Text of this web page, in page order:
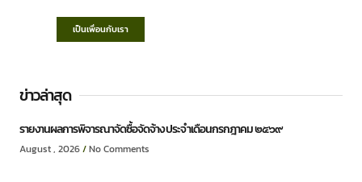
เป็นเพื่อนกับเรา
ข่าวล่าสุด
รายงานผลการพิจารณาจัดซื้อจัดจ้าง ประจำเดือนกรกฎาคม ๒๕๖๙
August , 2026 No Comments